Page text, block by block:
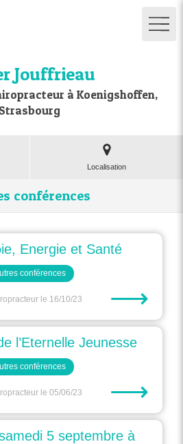
Jouffrieau
à Koenigshoffen,
Strasbourg
Localisation
conférences
Energie et Santé
conférences
le 16/10/23 ⟶
l’Eternelle Jeunesse
conférences
le 05/06/23 ⟶
5 septembre à